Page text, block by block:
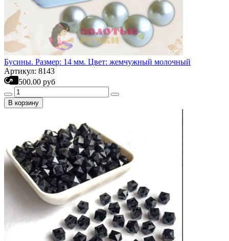
Бусины. Размер: 14 мм. Цвет: жемчужный молочный
Артикул: 8143
500.00 руб
В корзину